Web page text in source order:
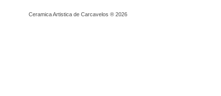
Ceramica Artistica de Carcavelos ® 2026